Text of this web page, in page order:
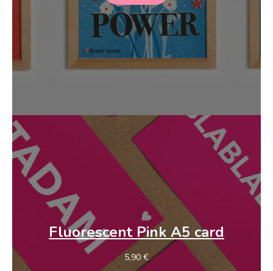
Fluorescent Pink A5 card
5,90 €